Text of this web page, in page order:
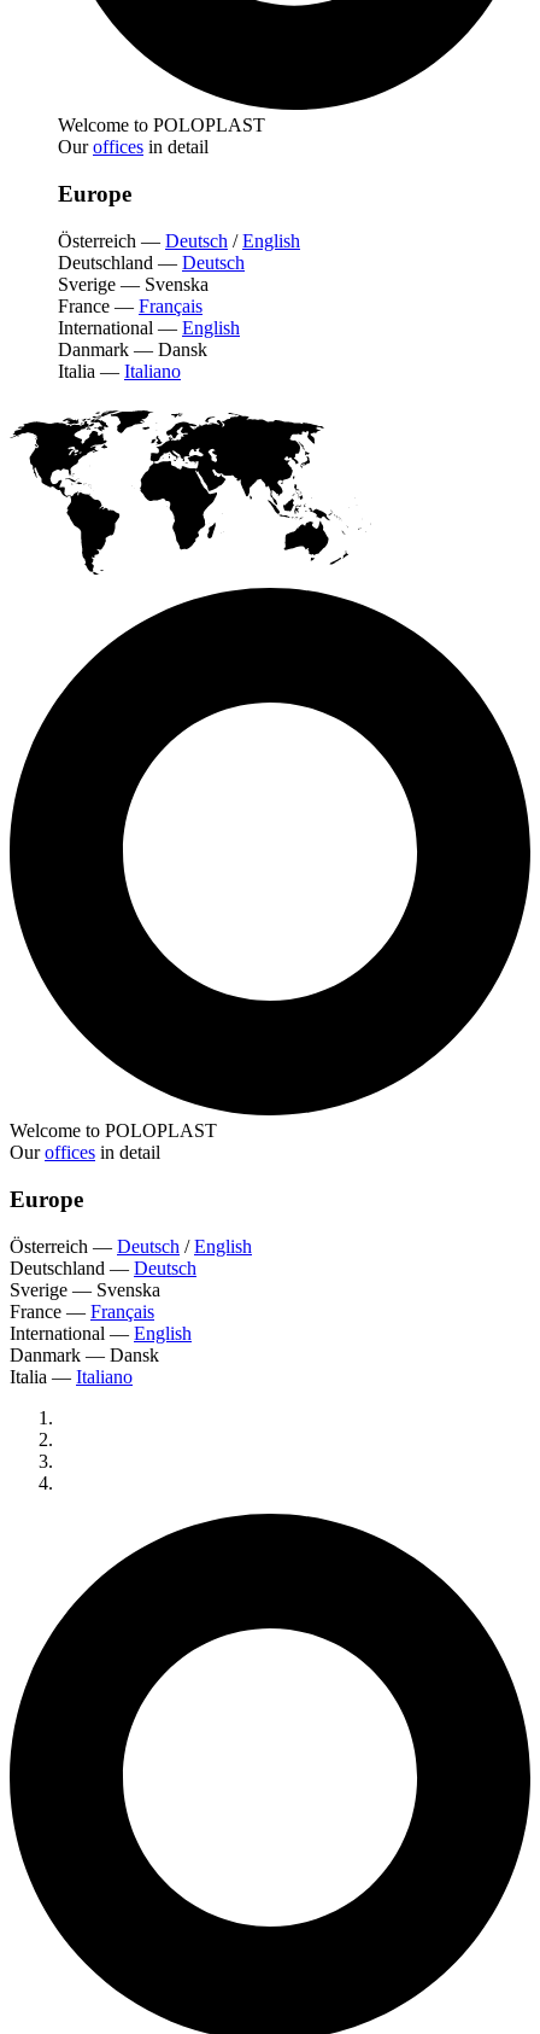
Welcome to POLOPLAST
Ouroffices in detail
Europe
Österreich — Deutsch /English
Deutschland — Deutsch
Sverige — Svenska
France — Français
International — English
Danmark — Dansk
Italia — Italiano
Welcome to POLOPLAST
Ouroffices in detail
Europe
Österreich — Deutsch /English
Deutschland — Deutsch
Sverige — Svenska
France — Français
International — English
Danmark — Dansk
Italia — Italiano